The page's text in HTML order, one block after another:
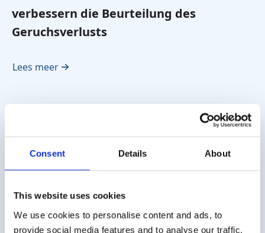
Consent Details About
This website uses cookies
We use cookies to personalise content and ads, to
provide social media features and to analyse our traffic.
verbessern die Beurteilung des
Geruchsverlusts
Lees meer